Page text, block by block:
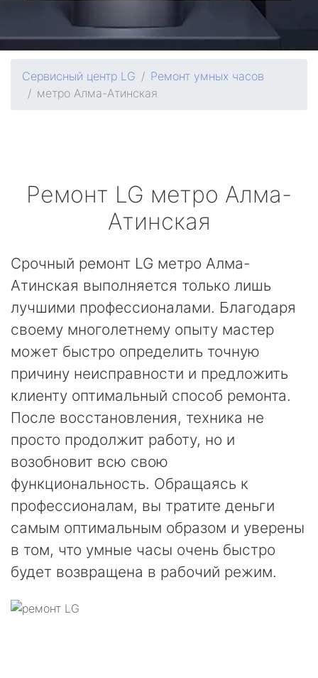
Сервисный центр LG
Ремонт умных часов
метро Алма-Атинская
Ремонт LG метро Алма-
Атинская
Срочный ремонт LG метро Алма-
Атинская выполняется только лишь
лучшими профессионалами. Благодаря
своему многолетнему опыту мастер
может быстро определить точную
причину неисправности и предложить
клиенту оптимальный способ ремонта.
После восстановления, техника не
просто продолжит работу, но и
возобновит всю свою
функциональность. Обращаясь к
профессионалам, вы тратите деньги
самым оптимальным образом и уверены
в том, что умные часы очень быстро
будет возвращена в рабочий режим.